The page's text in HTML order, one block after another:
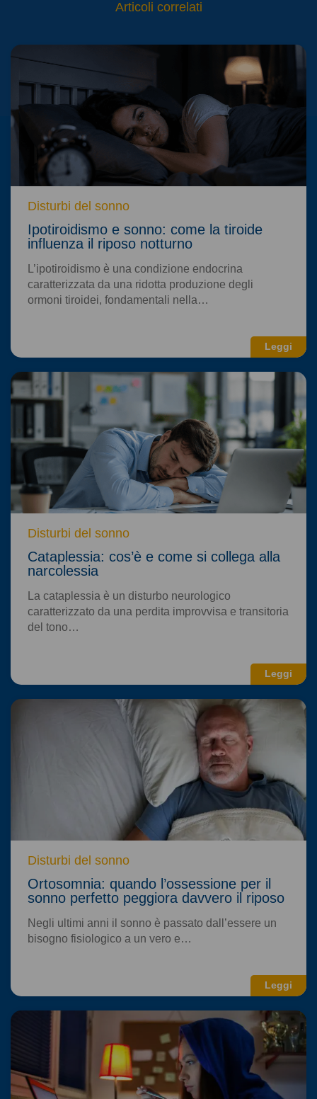
Articoli correlati
Leggi
Disturbi del sonno
Ipotiroidismo e sonno: come la tiroide
influenza il riposo notturno
L’ipotiroidismo è una condizione endocrina
caratterizzata da una ridotta produzione degli
ormoni tiroidei, fondamentali nella…
Leggi
Disturbi del sonno
Cataplessia: cos’è e come si collega alla
narcolessia
La cataplessia è un disturbo neurologico
caratterizzato da una perdita improvvisa e transitoria
del tono…
Leggi
Disturbi del sonno
Ortosomnia: quando l’ossessione per il
sonno perfetto peggiora davvero il riposo
Negli ultimi anni il sonno è passato dall’essere un
bisogno fisiologico a un vero e…